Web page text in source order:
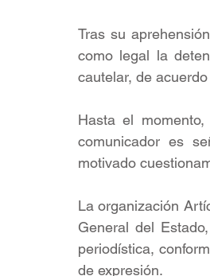
Tras su
como legal la
cautelar, de
Hasta el
comunicador es
motivado
La organización
General del
periodística,
de expresión.